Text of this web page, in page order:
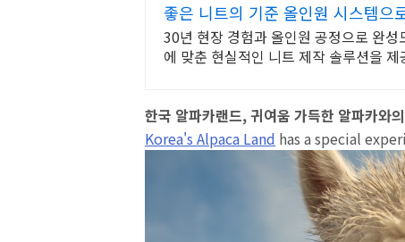
좋은 니트의 기준 올인원 시스템으
30년 현장 경험과 올인원 공정으로 완
에 맞춘 현실적인 니트 제작 솔루션을
한국 알파카랜드, 귀여움 가득한 알파카와
Korea's Alpaca Land has a special